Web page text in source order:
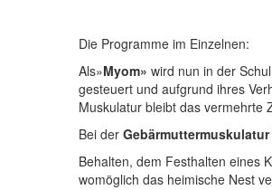
Die Programme im Einzelnen:
Als»Myom» wird nun in der
gesteuert und aufgrund ihres
Muskulatur bleibt das vermehrte
Bei der Gebärmuttermuskulatur
Behalten, dem Festhalten eines
womöglich das heimische Nest